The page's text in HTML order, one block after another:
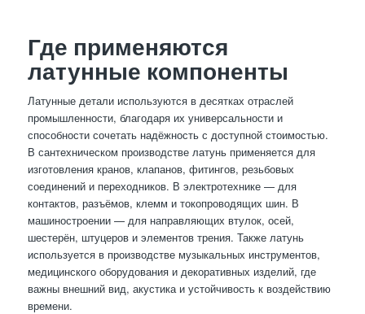
Где применяются
латунные компоненты
Латунные детали используются в десятках отраслей
промышленности, благодаря их универсальности и
способности сочетать надёжность с доступной стоимостью.
В сантехническом производстве латунь применяется для
изготовления кранов, клапанов, фитингов, резьбовых
соединений и переходников. В электротехнике — для
контактов, разъёмов, клемм и токопроводящих шин. В
машиностроении — для направляющих втулок, осей,
шестерён, штуцеров и элементов трения. Также латунь
используется в производстве музыкальных инструментов,
медицинского оборудования и декоративных изделий, где
важны внешний вид, акустика и устойчивость к воздействию
времени.